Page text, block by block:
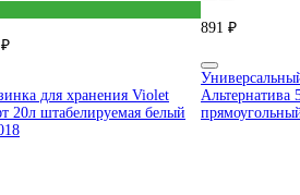
для хранения Violet
20л штабелируемая белый
891 ₽
Альтернатива